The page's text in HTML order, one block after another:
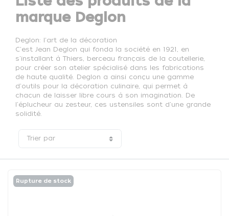
marque Deglon
Deglon: l'art de la décoration
C'est Jean Deglon qui fonda la société en 1921, en
s'installant à Thiers, berceau français de la coutellerie,
pour créer son atelier spécialisé dans les fabrications
de haute qualité. Deglon a ainsi conçu une gamme
d'outils pour la décoration culinaire, qui permet à
chacun de laisser libre cours à son imagination. De
l'éplucheur au zesteur, ces ustensiles sont d'une grande
solidité.
Trier par
Rupture de stock